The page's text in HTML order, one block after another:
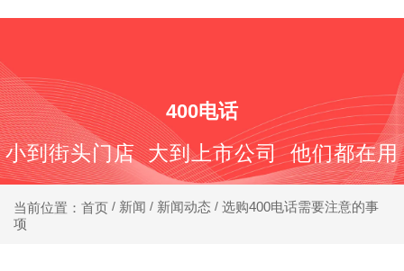
400电话
小到街头门店 大到上市公司 他们都在用
当前位置：首页 / 新闻 / 新闻动态 / 选购400电话需要注意的事
项